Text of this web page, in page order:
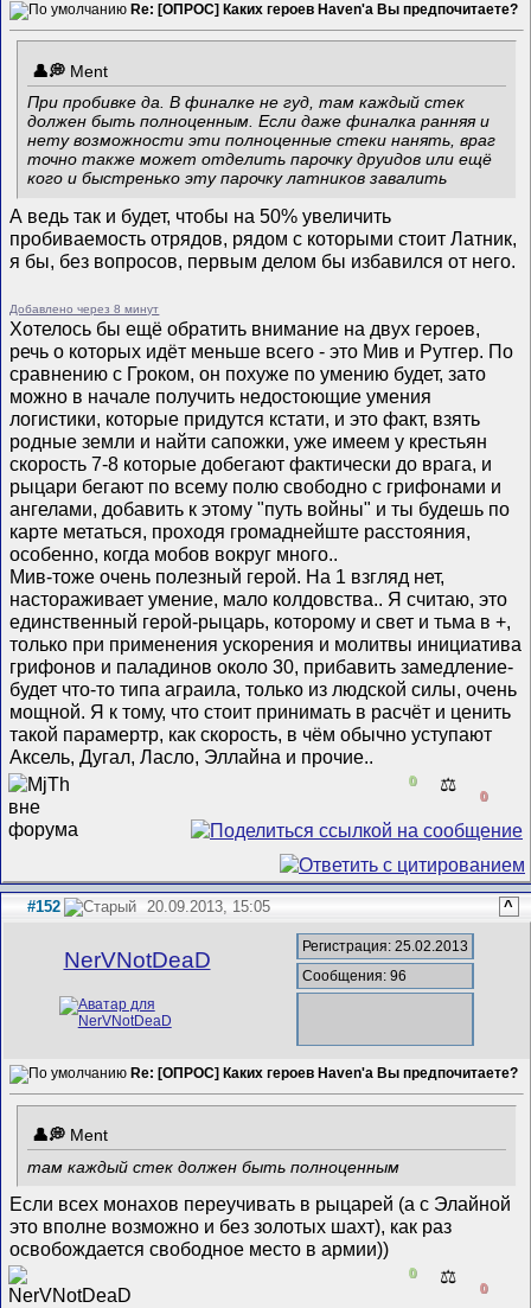
Re: [ОПРОС] Каких героев Haven'а Вы предпочитаете?
Ment
При пробивке да. В финалке не гуд, там каждый стек
должен быть полноценным. Если даже финалка ранняя и
нету возможности эти полноценные стеки нанять, враг
точно также может отделить парочку друидов или ещё
кого и быстренько эту парочку латников завалить
А ведь так и будет, чтобы на 50% увеличить
пробиваемость отрядов, рядом с которыми стоит Латник,
я бы, без вопросов, первым делом бы избавился от него.
Добавлено через 8 минут
Хотелось бы ещё обратить внимание на двух героев,
речь о которых идёт меньше всего - это Мив и Рутгер. По
сравнению с Гроком, он похуже по умению будет, зато
можно в начале получить недостоющие умения
логистики, которые придутся кстати, и это факт, взять
родные земли и найти сапожки, уже имеем у крестьян
скорость 7-8 которые добегают фактически до врага, и
рыцари бегают по всему полю свободно с грифонами и
ангелами, добавить к этому "путь войны" и ты будешь по
карте метаться, проходя громаднейште расстояния,
особенно, когда мобов вокруг много..
Мив-тоже очень полезный герой. На 1 взгляд нет,
настораживает умение, мало колдовства.. Я считаю, это
единственный герой-рыцарь, которому и свет и тьма в +,
только при применения ускорения и молитвы инициатива
грифонов и паладинов около 30, прибавить замедление-
будет что-то типа аграила, только из людской силы, очень
мощной. Я к тому, что стоит принимать в расчёт и ценить
такой парамертр, как скорость, в чём обычно уступают
Аксель, Дугал, Ласло, Эллайна и прочие..
0 ⚖️
0
#152 20.09.2013, 15:05 ^
NerVNotDeaD
Регистрация: 25.02.2013
Сообщения: 96
Re: [ОПРОС] Каких героев Haven'а Вы предпочитаете?
Ment
там каждый стек должен быть полноценным
Если всех монахов переучивать в рыцарей (а с Элайной
это вполне возможно и без золотых шахт), как раз
освобождается свободное место в армии))
0 ⚖️
0